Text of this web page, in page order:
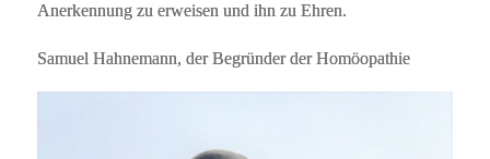
Anerkennung zu erweisen und ihn zu Ehren.
Samuel Hahnemann, der Begründer der Homöopathie